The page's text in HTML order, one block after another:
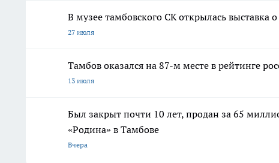
В музее тамбовского СК открылась выставка
27 июля
Тамбов оказался на 87-м месте в рейтинге
13 июля
Был закрыт почти 10 лет, продан за 65
«Родина» в Тамбове
Вчера